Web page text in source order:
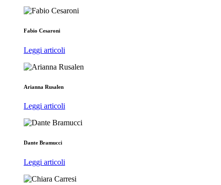
Fabio Cesaroni
Leggi articoli
Arianna Rusalen
Leggi articoli
Dante Bramucci
Leggi articoli